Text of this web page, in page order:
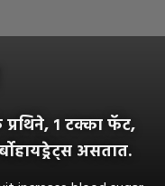
१ टक्का फॅट,
असतात.